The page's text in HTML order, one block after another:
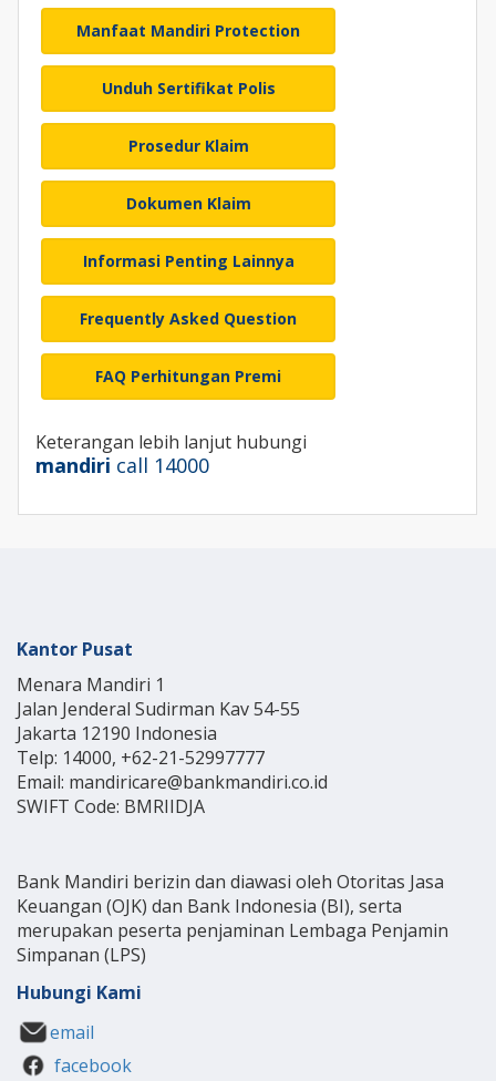
Manfaat Mandiri Protection
Unduh Sertifikat Polis
Prosedur Klaim
Dokumen Klaim
Informasi Penting Lainnya
Frequently Asked Question
FAQ Perhitungan Premi
Keterangan lebih lanjut hubungi
mandiri call 14000
Kantor Pusat
Menara Mandiri 1
Jalan Jenderal Sudirman Kav 54-55
Jakarta 12190 Indonesia
Telp: 14000, +62-21-52997777
Email: mandiricare@bankmandiri.co.id
SWIFT Code: BMRIIDJA
Bank Mandiri berizin dan diawasi oleh Otoritas Jasa
Keuangan (OJK) dan Bank Indonesia (BI), serta
merupakan peserta penjaminan Lembaga Penjamin
Simpanan (LPS)
Hubungi Kami
email
facebook